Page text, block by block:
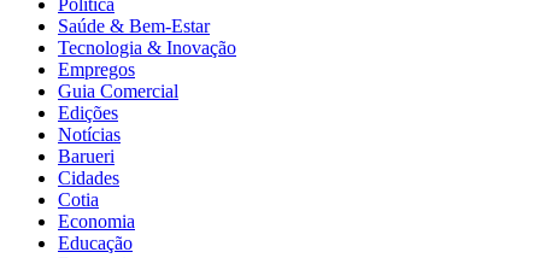
Saúde & Bem-Estar
Tecnologia & Inovação
Empregos
Guia Comercial
Edições
Notícias
Barueri
Cidades
Cotia
Economia
Educação